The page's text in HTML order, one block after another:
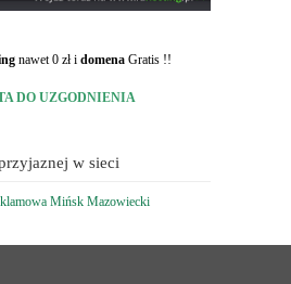
nawet 0 zł i domena Gratis !!
DO UZGODNIENIA
w sieci